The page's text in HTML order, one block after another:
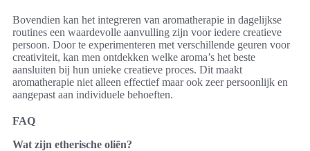
Bovendien kan het integreren van aromatherapie in dagelijkse
routines een waardevolle aanvulling zijn voor iedere creatieve
persoon. Door te experimenteren met verschillende geuren voor
creativiteit, kan men ontdekken welke aroma’s het beste
aansluiten bij hun unieke creatieve proces. Dit maakt
aromatherapie niet alleen effectief maar ook zeer persoonlijk en
aangepast aan individuele behoeften.
FAQ
Wat zijn etherische oliën?